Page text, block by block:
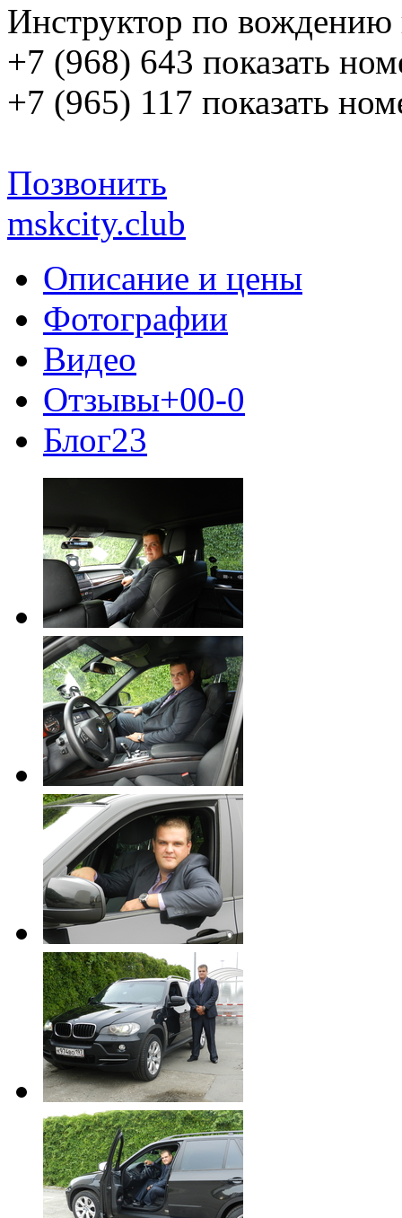
Инструктор по
+7 (968) 643 показать
+7 (965) 117 показать
Позвонить
mskcity.club
Описание и цены
Фотографии
Видео
Отзывы+00-0
Блог23